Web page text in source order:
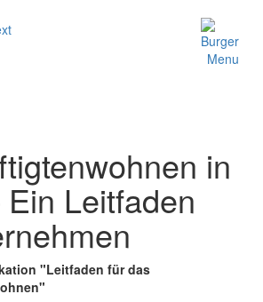
in
Leitfaden
"Leitfaden für das